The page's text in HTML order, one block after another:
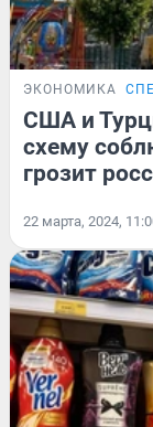
ЭКОНОМИКА
США и
схему
грозит
22 марта, 2024,